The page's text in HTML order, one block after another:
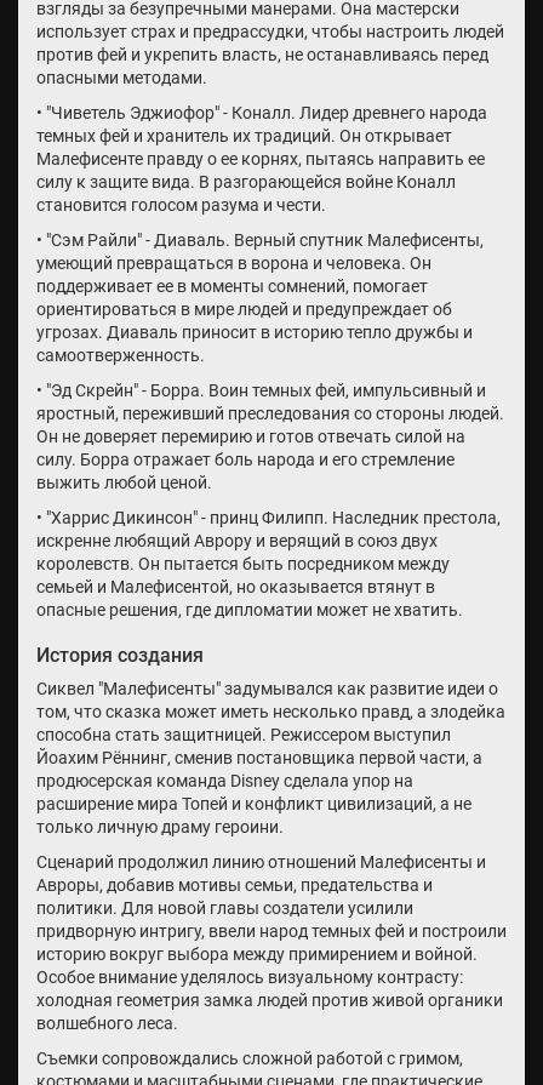
взгляды за безупречными манерами. Она мастерски
использует страх и предрассудки, чтобы настроить людей
против фей и укрепить власть, не останавливаясь перед
опасными методами.
• "Чиветель Эджиофор" - Коналл. Лидер древнего народа
темных фей и хранитель их традиций. Он открывает
Малефисенте правду о ее корнях, пытаясь направить ее
силу к защите вида. В разгорающейся войне Коналл
становится голосом разума и чести.
• "Сэм Райли" - Диаваль. Верный спутник Малефисенты,
умеющий превращаться в ворона и человека. Он
поддерживает ее в моменты сомнений, помогает
ориентироваться в мире людей и предупреждает об
угрозах. Диаваль приносит в историю тепло дружбы и
самоотверженность.
• "Эд Скрейн" - Борра. Воин темных фей, импульсивный и
яростный, переживший преследования со стороны людей.
Он не доверяет перемирию и готов отвечать силой на
силу. Борра отражает боль народа и его стремление
выжить любой ценой.
• "Харрис Дикинсон" - принц Филипп. Наследник престола,
искренне любящий Аврору и верящий в союз двух
королевств. Он пытается быть посредником между
семьей и Малефисентой, но оказывается втянут в
опасные решения, где дипломатии может не хватить.
История создания
Сиквел "Малефисенты" задумывался как развитие идеи о
том, что сказка может иметь несколько правд, а злодейка
способна стать защитницей. Режиссером выступил
Йоахим Рённинг, сменив постановщика первой части, а
продюсерская команда Disney сделала упор на
расширение мира Топей и конфликт цивилизаций, а не
только личную драму героини.
Сценарий продолжил линию отношений Малефисенты и
Авроры, добавив мотивы семьи, предательства и
политики. Для новой главы создатели усилили
придворную интригу, ввели народ темных фей и построили
историю вокруг выбора между примирением и войной.
Особое внимание уделялось визуальному контрасту:
холодная геометрия замка людей против живой органики
волшебного леса.
Съемки сопровождались сложной работой с гримом,